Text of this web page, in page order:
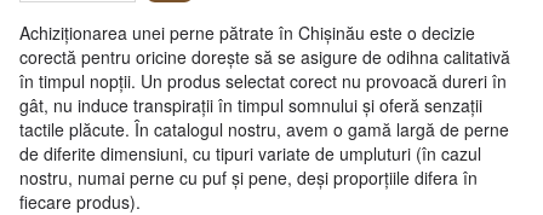
Achiziționarea unei perne pătrate în Chișinău este o decizie
corectă pentru oricine dorește să se asigure de odihna calitativă
în timpul nopții. Un produs selectat corect nu provoacă dureri în
gât, nu induce transpirații în timpul somnului și oferă senzații
tactile plăcute. În catalogul nostru, avem o gamă largă de perne
de diferite dimensiuni, cu tipuri variate de umpluturi (în cazul
nostru, numai perne cu puf și pene, deși proporțiile difera în
fiecare produs).